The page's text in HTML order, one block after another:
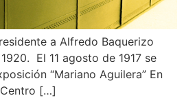
a Alfredo Baquerizo
El 11 agosto de 1917 se
“Mariano Aguilera” En
[…]